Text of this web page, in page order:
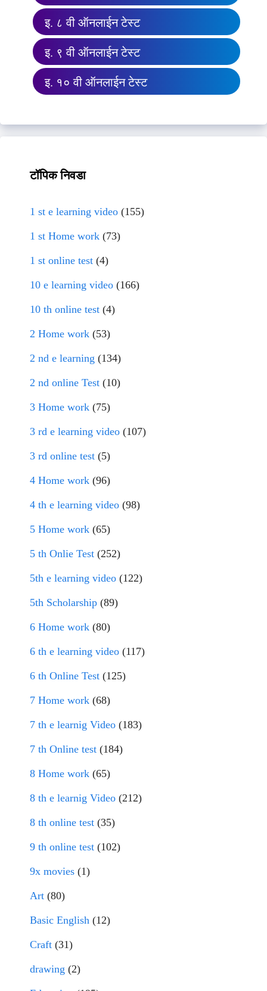
इ. ८ वी ऑनलाईन टेस्ट
इ. ९ वी ऑनलाईन टेस्ट
इ. १० वी ऑनलाईन टेस्ट
टॉपिक निवडा
1 st e learning video (155)
1 st Home work (73)
1 st online test (4)
10 e learning video (166)
10 th online test (4)
2 Home work (53)
2 nd e learning (134)
2 nd online Test (10)
3 Home work (75)
3 rd e learning video (107)
3 rd online test (5)
4 Home work (96)
4 th e learning video (98)
5 Home work (65)
5 th Onlie Test (252)
5th e learning video (122)
5th Scholarship (89)
6 Home work (80)
6 th e learning video (117)
6 th Online Test (125)
7 Home work (68)
7 th e learnig Video (183)
7 th Online test (184)
8 Home work (65)
8 th e learnig Video (212)
8 th online test (35)
9 th online test (102)
9x movies (1)
Art (80)
Basic English (12)
Craft (31)
drawing (2)